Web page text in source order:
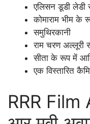
एलिसन डूडी
कोमाराम भीम के
समुथिरकानी
राम चरण अल्लूरी
सीता के रूप में
एक विस्तारित
RRR